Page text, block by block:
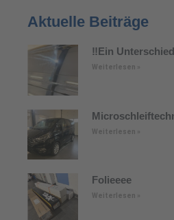
Aktuelle Beiträge
‼️Ein
Weiterlesen »
Weiterlesen »
Folieeee
Weiterlesen »